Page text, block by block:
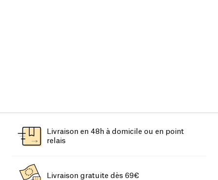
Livraison en 48h à domicile ou en point
relais
Livraison gratuite dès 69€